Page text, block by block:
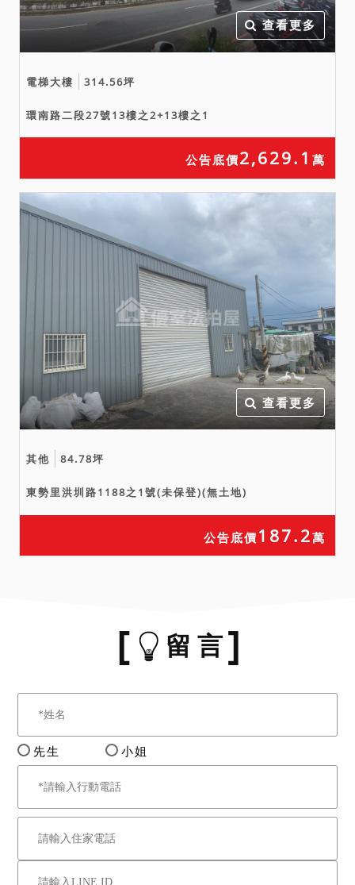
查看更多
電梯大樓 314.56坪
環南路二段27號13樓之2+13樓之1
公告底價2,629.1 萬
查看更多
其他 84.78坪
東勢里洪圳路1188之1號(未保登)(無土地)
公告底價 187.2萬
留 言
先生 小姐